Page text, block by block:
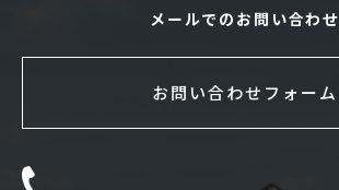
メールでのお問い合わせ
お問い合わせフォーム